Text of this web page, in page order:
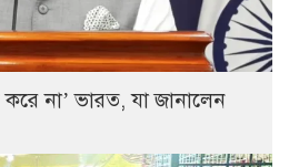
করে না’ ভারত, যা জানালেন